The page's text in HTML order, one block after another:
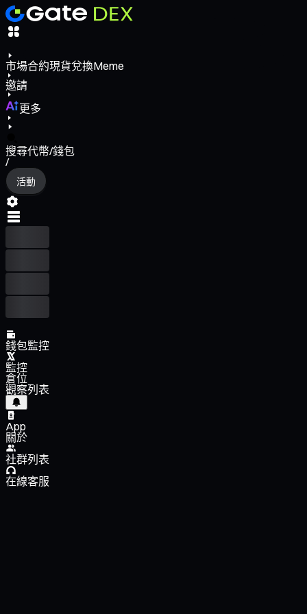
市場合約現貨兌換Meme
邀請
更多
搜尋代幣/錢包
/
活動
錢包監控
監控
倉位
觀察列表
App
關於
社群列表
在線客服